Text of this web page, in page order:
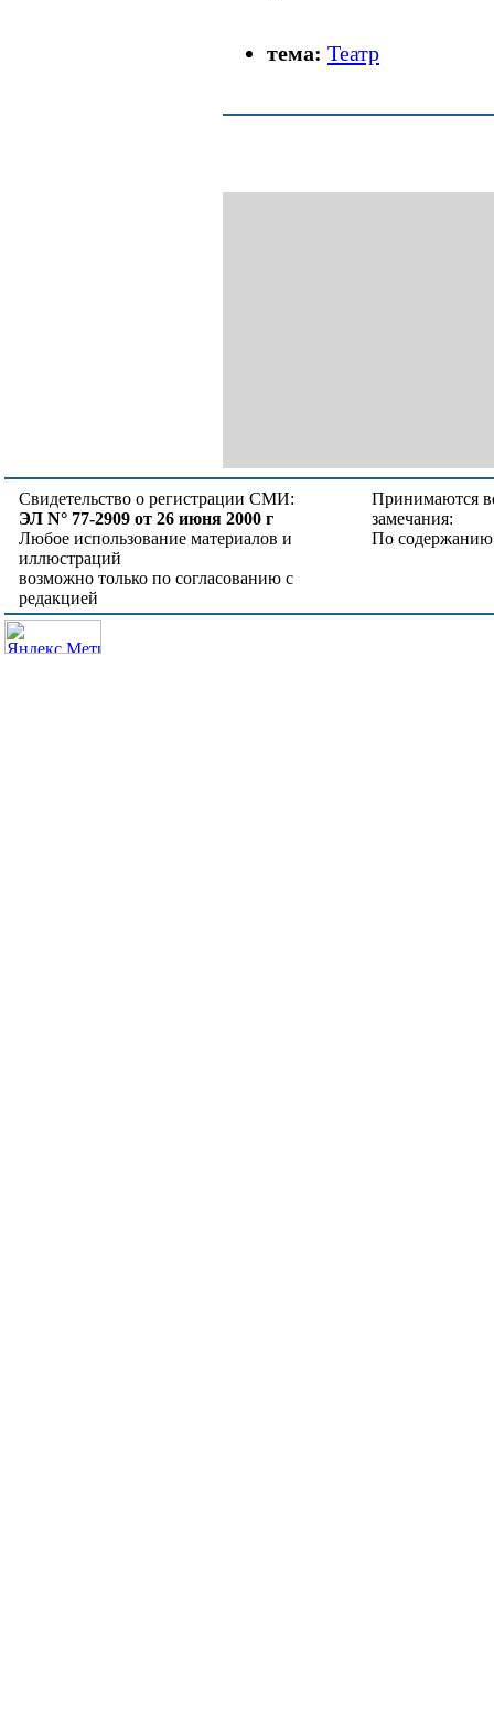
тема: Театр
Свидетельство о регистрации СМИ:
ЭЛ N° 77-2909 от 26 июня 2000 г
Любое использование материалов и
иллюстраций
возможно только по согласованию с
редакцией
Принимаются
замечания:
По